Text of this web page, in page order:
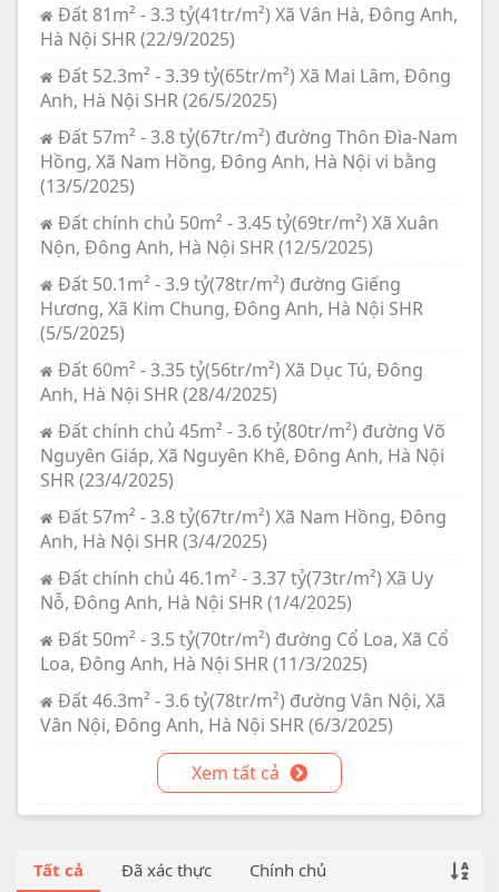
Đất 81m² - 3.3 tỷ(41tr/m²) Xã Vân Hà, Đông Anh,
Hà Nội SHR (22/9/2025)
Đất 52.3m² - 3.39 tỷ(65tr/m²) Xã Mai Lâm, Đông
Anh, Hà Nội SHR (26/5/2025)
Đất 57m² - 3.8 tỷ(67tr/m²) đường Thôn Đìa-Nam
Hồng, Xã Nam Hồng, Đông Anh, Hà Nội vi bằng
(13/5/2025)
Đất chính chủ 50m² - 3.45 tỷ(69tr/m²) Xã Xuân
Nộn, Đông Anh, Hà Nội SHR (12/5/2025)
Đất 50.1m² - 3.9 tỷ(78tr/m²) đường Giếng
Hương, Xã Kim Chung, Đông Anh, Hà Nội SHR
(5/5/2025)
Đất 60m² - 3.35 tỷ(56tr/m²) Xã Dục Tú, Đông
Anh, Hà Nội SHR (28/4/2025)
Đất chính chủ 45m² - 3.6 tỷ(80tr/m²) đường Võ
Nguyên Giáp, Xã Nguyên Khê, Đông Anh, Hà Nội
SHR (23/4/2025)
Đất 57m² - 3.8 tỷ(67tr/m²) Xã Nam Hồng, Đông
Anh, Hà Nội SHR (3/4/2025)
Đất chính chủ 46.1m² - 3.37 tỷ(73tr/m²) Xã Uy
Nỗ, Đông Anh, Hà Nội SHR (1/4/2025)
Đất 50m² - 3.5 tỷ(70tr/m²) đường Cổ Loa, Xã Cổ
Loa, Đông Anh, Hà Nội SHR (11/3/2025)
Đất 46.3m² - 3.6 tỷ(78tr/m²) đường Vân Nội, Xã
Vân Nội, Đông Anh, Hà Nội SHR (6/3/2025)
Xem tất cả
Tất cả Đã xác thực Chính chủ